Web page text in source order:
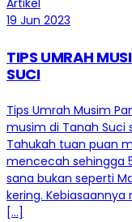
Artikel
19 Jun 2023
TIPS UMRAH
SUCI
Tips Umrah Musim
musim di Tanah
Tahukah tuan puan
mencecah sehingga
sana bukan seperti
kering.
[…]